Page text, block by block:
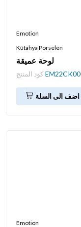
Emotion
Kütahya Porselen
لوحة عميقة
EM22CK00
اضف الى السلة
Emotion